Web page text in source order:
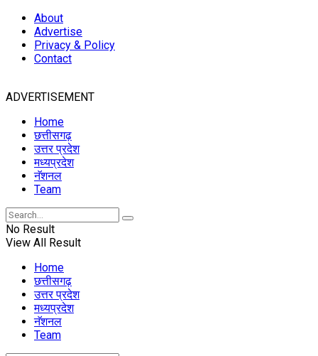
About
Advertise
Privacy & Policy
Contact
ADVERTISEMENT
Home
छत्तीसगढ़
उत्तर प्रदेश
मध्यप्रदेश
नॅशनल
Team
No Result
View All Result
Home
छत्तीसगढ़
उत्तर प्रदेश
मध्यप्रदेश
नॅशनल
Team